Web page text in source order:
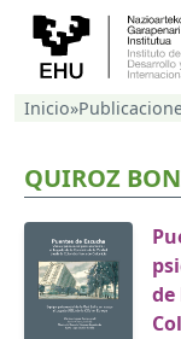
Inicio»
QUIROZ
de